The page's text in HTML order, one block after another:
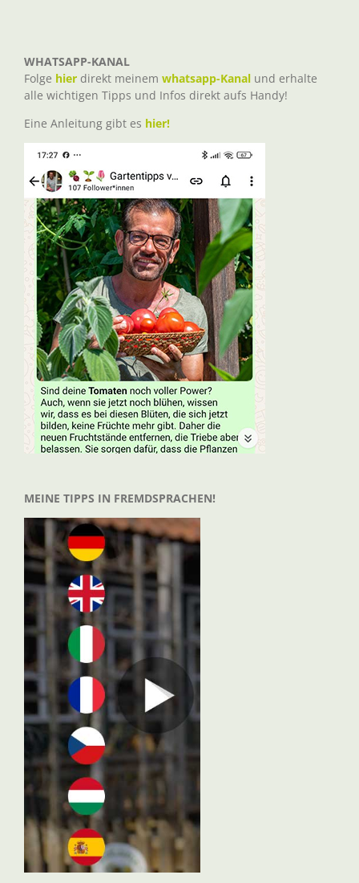
WHATSAPP-KANAL
Folge hier direkt meinem whatsapp-Kanal und erhalte
alle wichtigen Tipps und Infos direkt aufs Handy!
Eine Anleitung gibt es hier!
MEINE TIPPS IN FREMDSPRACHEN!